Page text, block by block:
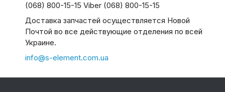
(068) 800-15-15 Viber (068) 800-15-15
Доставка запчастей осуществляется Новой
Почтой во все действующие отделения по всей
Украине.
info@s-element.com.ua